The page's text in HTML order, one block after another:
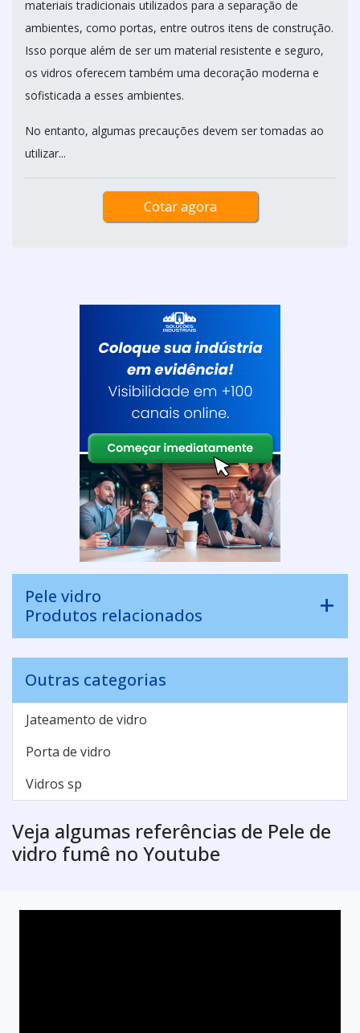
materiais tradicionais utilizados para a separação de
ambientes, como portas, entre outros itens de construção.
Isso porque além de ser um material resistente e seguro,
os vidros oferecem também uma decoração moderna e
sofisticada a esses ambientes.
No entanto, algumas precauções devem ser tomadas ao
utilizar...
Cotar agora
Pele vidro
Produtos relacionados
Outras categorias
Jateamento de vidro
Porta de vidro
Vidros sp
Veja algumas referências de Pele de
vidro fumê no Youtube